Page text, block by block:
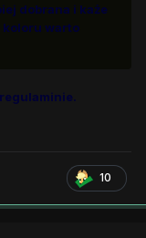
dobrana i każe
koloru warto
10